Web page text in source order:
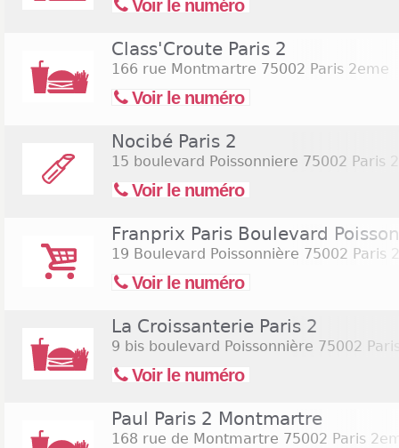
Voir le numéro
Class'Croute Paris 2
166 rue Montmartre 75002 Paris 2eme
Voir le numéro
Nocibé Paris 2
15 boulevard Poissonniere 75002 Paris
Voir le numéro
Franprix Paris Boulevard
19 Boulevard Poissonnière 75002 Paris
Voir le numéro
La Croissanterie Paris 2
9 bis boulevard Poissonnière 75002
Voir le numéro
Paul Paris 2 Montmartre
168 rue de Montmartre 75002 Paris